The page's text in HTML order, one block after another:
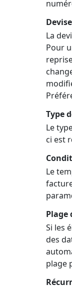
Devise
La
Pour
Type
Le
ci est
Le
Plage
Si les
des
plage